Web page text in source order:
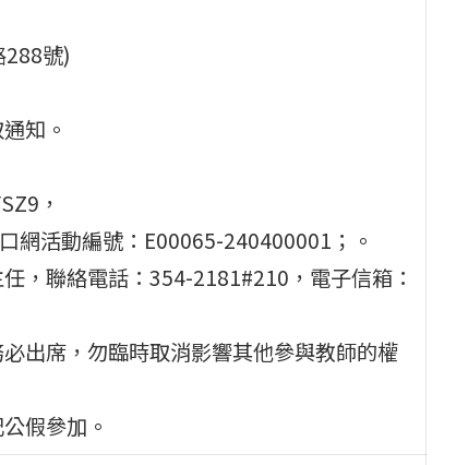
288號)
知。
，
網活動編號：E00065-240400001；。
，聯絡電話：354-2181#210，電子信箱：
出席，勿臨時取消影響其他參與教師的權
假參加。